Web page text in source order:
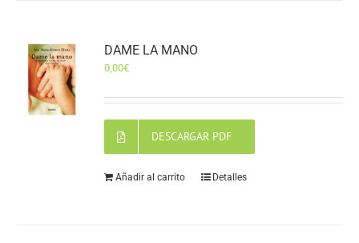
DAME LA MANO
0,00€
DESCARGAR PDF
Añadir al carrito Detalles